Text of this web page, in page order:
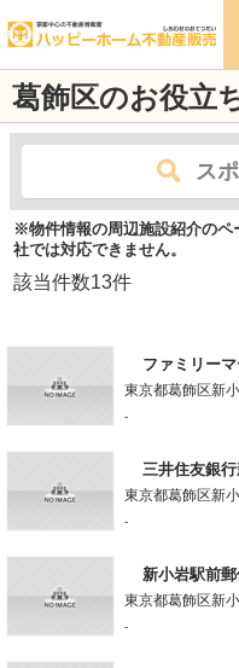
葛飾区のお役立
ス
※物件情報の周辺施設紹介のペ
社では対応できません。
該当件数13件
ファミリー
東京都葛飾区新
-
三井住友銀
東京都葛飾区新
-
新小岩駅前
東京都葛飾区新
-